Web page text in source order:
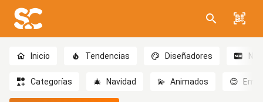
Inicio Tendencias Diseñadores
Categorías 🎄 Navidad 💫 Animados 😊